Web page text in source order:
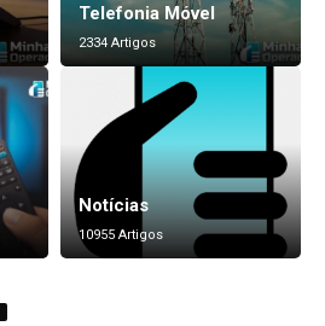
Telefonia Móvel
2334 Artigos
Notícias
10955 Artigos